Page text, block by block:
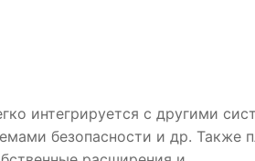
интегрируется с другими
безопасности и др. Также